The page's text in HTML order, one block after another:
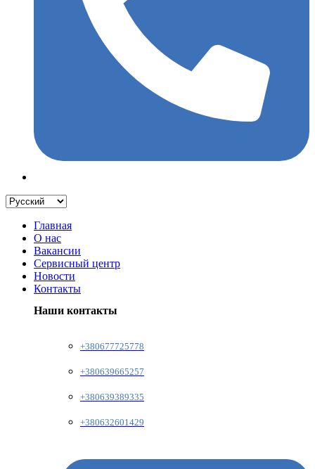
Главная
О нас
Вакансии
Сервисный центр
Новости
Контакты
Наши контакты
+380677725778
+380639665257
+380639389335
+380632601429